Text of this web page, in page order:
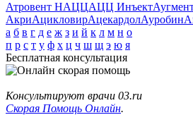
Атровент НАЦЦАЦЦ Инъект
АкриАцикловирАцекардолАуробин
а б в г д е ж з и й к л м н о
п р с т у ф х ц ч ш щ э ю я
Бесплатная консультация
Консультируют врачи 03.ru
Скорая Помощь Онлайн.